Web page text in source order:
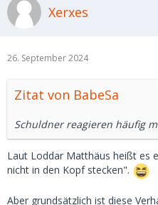
Xerxes
26. September 2024
Zitat von BabeSa
Schuldner reagieren häufig
Laut Loddar Matthäus heißt es
nicht in den Kopf stecken".
Aber grundsätzlich ist diese